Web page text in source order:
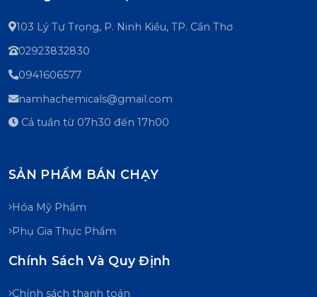
103 Lý Tự Trọng, P. Ninh Kiều, TP. Cần Thơ
02923832830
0941606577
namhachemicals@gmail.com
Cả tuần từ 07h30 đến 17h00
SẢN PHẨM BÁN CHẠY
Hóa Mỹ Phẩm
Phụ Gia Thực Phẩm
Chính Sách Và Quy Định
Chính sách thanh toán